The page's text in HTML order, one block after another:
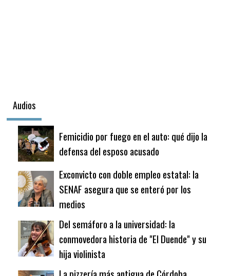
Audios
Femicidio por fuego en el auto: qué dijo la
defensa del esposo acusado
Exconvicto con doble empleo estatal: la
SENAF asegura que se enteró por los
medios
Del semáforo a la universidad: la
conmovedora historia de "El Duende" y su
hija violinista